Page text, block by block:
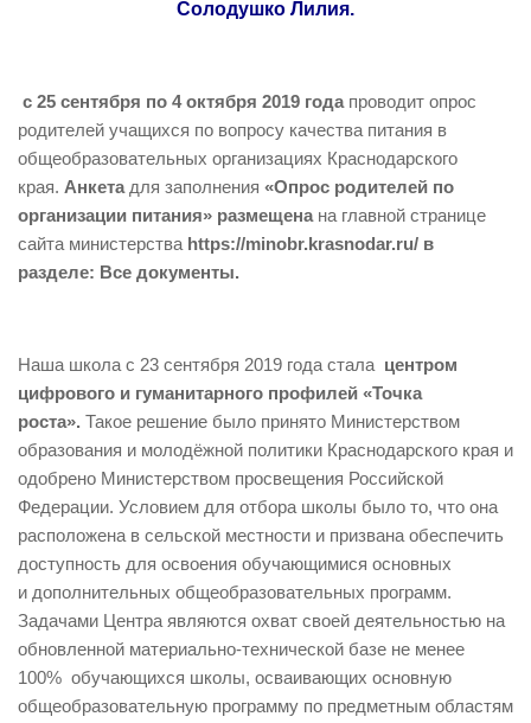
Солодушко Лилия.
с 25 сентября по 4 октября 2019 года проводит опрос
родителей учащихся по вопросу качества питания в
общеобразовательных организациях Краснодарского
края. Анкета для заполнения «Опрос родителей по
организации питания» размещена на главной странице
сайта министерства https://minobr.krasnodar.ru/ в
разделе: Все документы.
Наша школа с 23 сентября 2019 года стала центром
цифрового и гуманитарного профилей «Точка
роста». Такое решение было принято Министерством
образования и молодёжной политики Краснодарского края и
одобрено Министерством просвещения Российской
Федерации. Условием для отбора школы было то, что она
расположена в сельской местности и призвана обеспечить
доступность для освоения обучающимися основных
и дополнительных общеобразовательных программ.
Задачами Центра являются охват своей деятельностью на
обновленной материально-технической базе не менее
100% обучающихся школы, осваивающих основную
общеобразовательную программу по предметным областям